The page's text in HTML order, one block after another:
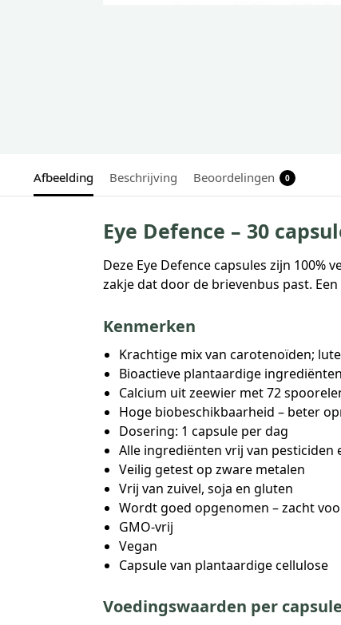
Afbeelding Beschrijving Beoordelingen 0
Eye Defence – 30
Deze Eye Defence capsules zijn
zakje dat door de brievenbus past.
Kenmerken
Krachtige mix van carotenoïden;
Bioactieve plantaardige ingrediënten
Calcium uit zeewier met 72
Hoge biobeschikbaarheid – beter
Dosering: 1 capsule per dag
Alle ingrediënten vrij van pesticiden
Veilig getest op zware metalen
Vrij van zuivel, soja en gluten
Wordt goed opgenomen – zacht
GMO-vrij
Vegan
Capsule van plantaardige cellulose
Voedingswaarden per capsule